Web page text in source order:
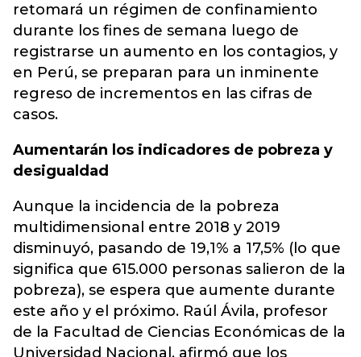
retomará un régimen de confinamiento
durante los fines de semana luego de
registrarse un aumento en los contagios, y
en Perú, se preparan para un inminente
regreso de incrementos en las cifras de
casos.
Aumentarán los indicadores de pobreza y
desigualdad
Aunque la incidencia de la pobreza
multidimensional entre 2018 y 2019
disminuyó, pasando de 19,1% a 17,5% (lo que
significa que 615.000 personas salieron de la
pobreza), se espera que aumente durante
este año y el próximo. Raúl Ávila, profesor
de la Facultad de Ciencias Económicas de la
Universidad Nacional, afirmó que los